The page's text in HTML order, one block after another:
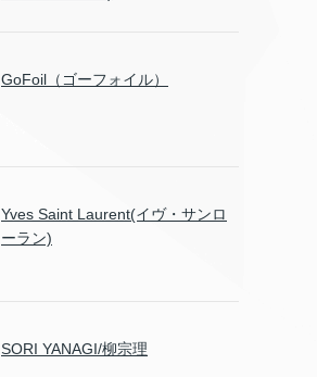
GoFoil（ゴーフォイル）
Yves Saint Laurent(イヴ・サンロ
ーラン)
SORI YANAGI/柳宗理